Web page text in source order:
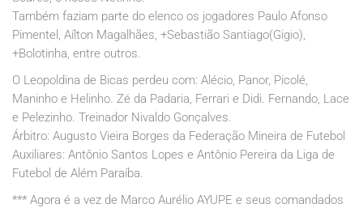
Também faziam parte do elenco os jogadores Paulo Afonso
Pimentel, Aílton Magalhães, +Sebastião Santiago(Gigio),
+Bolotinha, entre outros.
O Leopoldina de Bicas perdeu com: Alécio, Panor, Picolé,
Maninho e Helinho. Zé da Padaria, Ferrari e Didi. Fernando, Lace
e Pelezinho. Treinador Nivaldo Gonçalves.
Árbitro: Augusto Vieira Borges da Federação Mineira de Futebol
Auxiliares: Antônio Santos Lopes e Antônio Pereira da Liga de
Futebol de Além Paraíba.
*** Agora é a vez de Marco Aurélio AYUPE e seus comandados